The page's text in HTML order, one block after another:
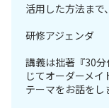
活用した方法まで
研修アジェンダ
講義は拙著『30
じてオーダーメ
テーマをお話をし